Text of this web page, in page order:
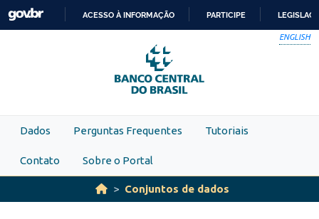
Skip to main content
PARA
O
CONTEÚDO
ACESSO À INFORMAÇÃO PARTICIPE
ENGLISH
Dados Perguntas Frequentes Tutoriais
Contato Sobre o Portal
Conjuntos de dados